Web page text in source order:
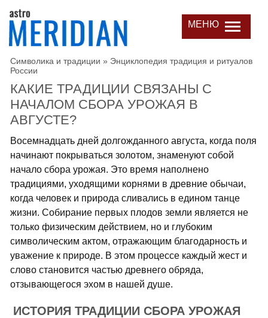
МЕНЮ
Символика и традиции » Энциклопедия традиция и ритуалов
России
КАКИЕ ТРАДИЦИИ СВЯЗАНЫ С
НАЧАЛОМ СБОРА УРОЖАЯ В
АВГУСТЕ?
Восемнадцать дней долгожданного августа, когда поля
начинают покрываться золотом, знаменуют собой
начало сбора урожая. Это время наполнено
традициями, уходящими корнями в древние обычаи,
когда человек и природа сливались в едином танце
жизни. Собирание первых плодов земли является не
только физическим действием, но и глубоким
символическим актом, отражающим благодарность и
уважение к природе. В этом процессе каждый жест и
слово становится частью древнего обряда,
отзывающегося эхом в нашей душе.
ИСТОРИЯ ТРАДИЦИИ СБОРА УРОЖАЯ